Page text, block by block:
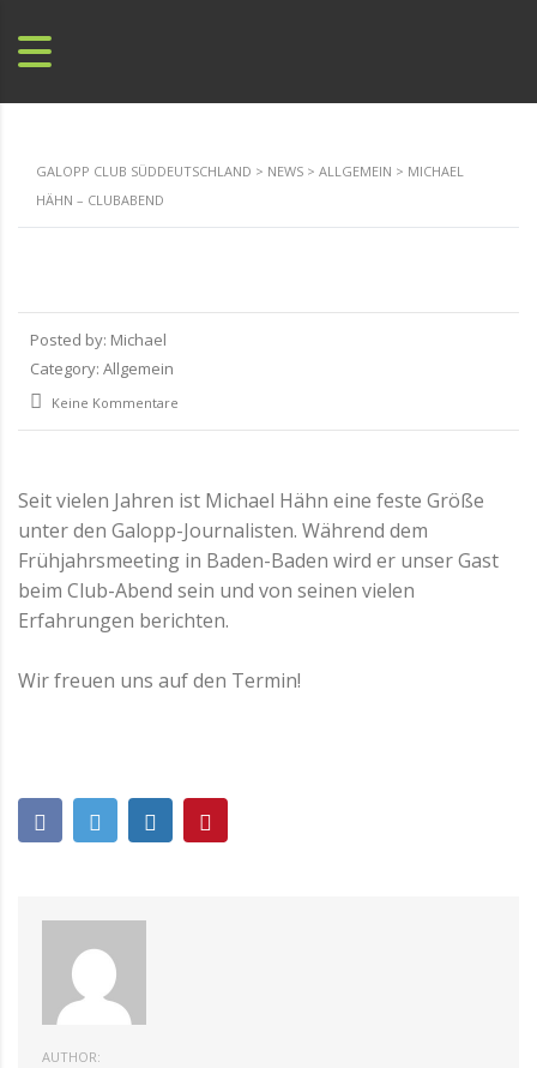
GALOPP CLUB SÜDDEUTSCHLAND > NEWS > ALLGEMEIN > MICHAEL
HÄHN – CLUBABEND
Posted by: Michael
Category: Allgemein
Keine Kommentare
Seit vielen Jahren ist Michael Hähn eine feste Größe
unter den Galopp-Journalisten. Während dem
Frühjahrsmeeting in Baden-Baden wird er unser Gast
beim Club-Abend sein und von seinen vielen
Erfahrungen berichten.
Wir freuen uns auf den Termin!
AUTHOR: